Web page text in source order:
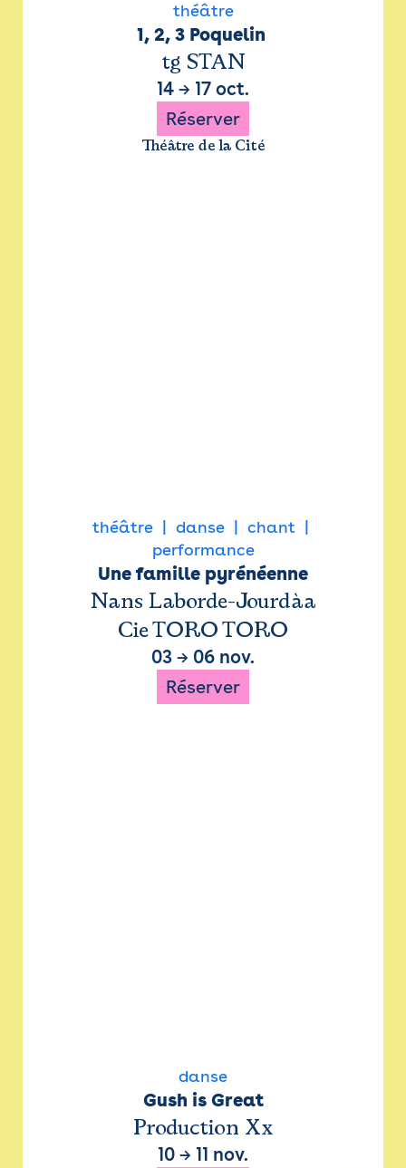
théâtre
1, 2, 3 Poquelin
tg STAN
14 → 17 oct.
Réserver
Théâtre de la Cité
théâtre danse
chant
performance
Une famille pyrénéenne
Nans Laborde-Jourdàa
Cie TORO TORO
03 → 06 nov.
Réserver
danse
Gush is Great
Production Xx
10 → 11 nov.